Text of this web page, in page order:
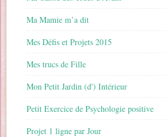
Ma Mamie m’a dit
Mes Défis et Projets 2015
Mes trucs de Fille
Mon Petit Jardin (d') Intérieur
Petit Exercice de Psychologie positive
Projet 1 ligne par Jour